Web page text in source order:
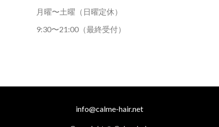
月曜〜土曜（日曜定休）
9:30〜21:00（最終受付）
info@calme-hair.net